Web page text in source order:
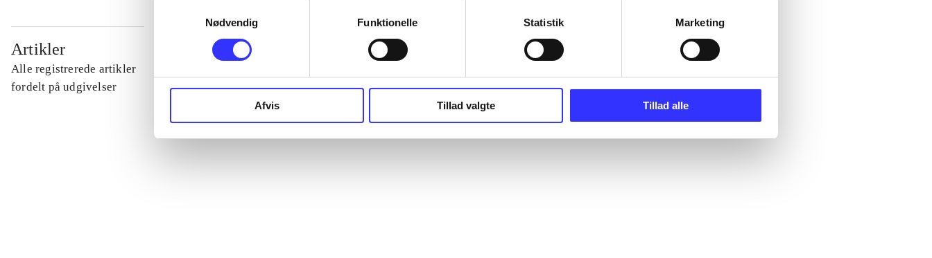
Nødvendig
Funktionelle Statistik Marketing
Afvis Tillad valgte Tillad alle
Artikler
Alle registrerede artikler
fordelt på udgivelser
...